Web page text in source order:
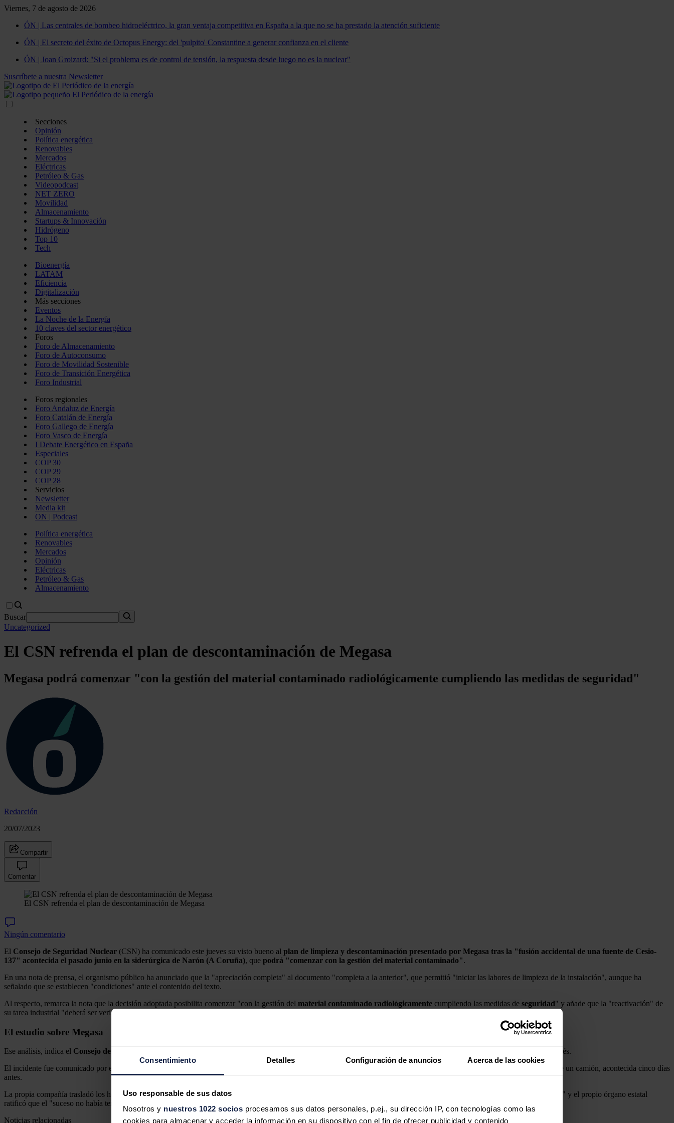
Consentimiento Detalles Configuración de anuncios Acerca de las cookies
Uso responsable de sus datos
Nosotros y nuestros 1022 socios procesamos sus datos personales, p.ej., su dirección IP, con tecnologías como las
cookies para almacenar y acceder la información en su dispositivo con el fin de ofrecer publicidad y contenido
Viernes, 7 de agosto de 2026
ÓN | Las centrales de bombeo hidroeléctrico, la gran ventaja competitiva en España a la que no se ha prestado la atención suficiente
ÓN | El secreto del éxito de Octopus Energy: del 'pulpito' Constantine a generar confianza en el cliente
ÓN | Joan Groizard: "Si el problema es de control de tensión, la respuesta desde luego no es la nuclear"
Suscríbete a nuestra Newsletter
Secciones
Opinión
Política energética
Renovables
Mercados
Eléctricas
Petróleo & Gas
Videopodcast
NET ZERO
Movilidad
Almacenamiento
Startups & Innovación
Hidrógeno
Top 10
Tech
Bioenergía
LATAM
Eficiencia
Digitalización
Más secciones
Eventos
La Noche de la Energía
10 claves del sector energético
Foros
Foro de Almacenamiento
Foro de Autoconsumo
Foro de Movilidad Sostenible
Foro de Transición Energética
Foro Industrial
Foros regionales
Foro Andaluz de Energía
Foro Catalán de Energía
Foro Gallego de Energía
Foro Vasco de Energía
I Debate Energético en España
Especiales
COP 30
COP 29
COP 28
Servicios
Newsletter
Media kit
ON | Podcast
Política energética
Renovables
Mercados
Opinión
Eléctricas
Petróleo & Gas
Almacenamiento
Buscar
Uncategorized
El CSN refrenda el plan de descontaminación de Megasa
Megasa podrá comenzar "con la gestión del material contaminado radiológicamente cumpliendo las medidas de seguridad"
Redacción
20/07/2023
Compartir
Comentar
El CSN refrenda el plan de descontaminación de Megasa
Ningún comentario
El Consejo de Seguridad Nuclear (CSN) ha comunicado este jueves su visto bueno al plan de limpieza y descontaminación presentado por Megasa tras la "fusión accidental de una fuente de Cesio-
137" acontecida el pasado junio en la siderúrgica de Narón (A Coruña), que podrá "comenzar con la gestión del material contaminado".
En una nota de prensa, el organismo público ha anunciado que la "apreciación completa" al documento "completa a la anterior", que permitió "iniciar las labores de limpieza de la instalación", aunque ha
señalado que se establecen "condiciones" ante el contenido del texto.
Al respecto, remarca la nota que la decisión adoptada posibilita comenzar "con la gestión del material contaminado radiológicamente cumpliendo las medidas de seguridad" y añade que la "reactivación" de
su tarea industrial "deberá ser verificada" por el propio ente regulador "una vez que se realicen las pruebas pertinentes".
El estudio sobre Megasa
Ese análisis, indica el Consejo de Seguridad Nuclear
, debe ratificar "la ausencia de contaminación en la zona de producción" afectada en las dependencias del municipio naronés.
El incidente fue comunicado por el departamento público el pasado 13 de junio y supuso paralizar la producción de acero ante una
durante la salida de un camión, acontecida cinco días
antes.
La propia compañía trasladó los hechos ante la "detección de la fusión de una fuente
destinado a la producción de acero" y el propio órgano estatal
ratificó que el "suceso no había tenido repercusión para el medio ambiente".
Noticias relacionadas